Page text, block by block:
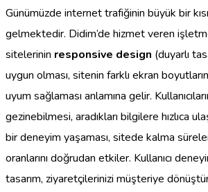
Günümüzde internet trafiğinin büyük bir
gelmektedir. Didim’de hizmet veren
sitelerinin responsive design (duyarlı
uygun olması, sitenin farklı ekran
uyum sağlaması anlamına gelir.
gezinebilmesi, aradıkları bilgilere hızlıca
bir deneyim yaşaması, sitede kalma
oranlarını doğrudan etkiler. Kullanıcı
tasarım, ziyaretçilerinizi müşteriye